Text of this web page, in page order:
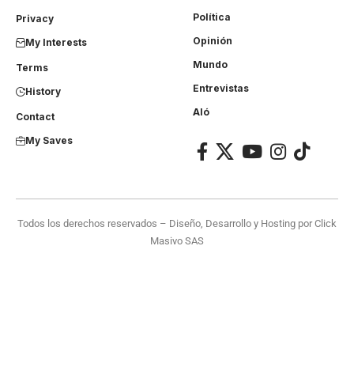
Privacy
My Interests
Terms
History
Contact
My Saves
Política
Opinión
Mundo
Entrevistas
Aló
Todos los derechos reservados – Diseño, Desarrollo y Hosting porClick
Masivo SAS